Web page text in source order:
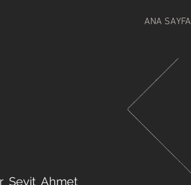
ANA SAYFA
Seyit Ahmet